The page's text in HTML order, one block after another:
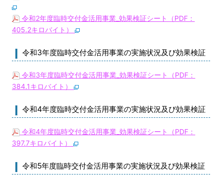
令和2年度臨時交付金活用事業_効果検証シート（PDF：
405.2キロバイト）
令和3年度臨時交付金活用事業の実施状況及び効果検証
令和3年度臨時交付金活用事業_効果検証シート（PDF：
384.1キロバイト）
令和4年度臨時交付金活用事業の実施状況及び効果検証
令和4年度臨時交付金活用事業_効果検証シート（PDF：
397.7キロバイト）
令和5年度臨時交付金活用事業の実施状況及び効果検証